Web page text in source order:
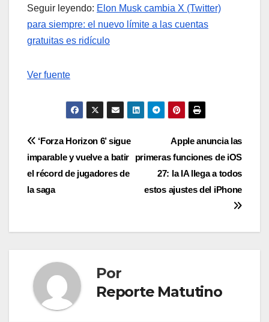
Seguir leyendo: Elon Musk cambia X (Twitter)
para siempre: el nuevo límite a las cuentas
gratuitas es ridículo
Ver fuente
Navegación
de
entradas
Apple anuncia las
primeras funciones de iOS
27: la IA llega a todos
estos ajustes del iPhone
‘Forza Horizon 6’ sigue
imparable y vuelve a batir
el récord de jugadores de
la saga
Por
Reporte Matutino